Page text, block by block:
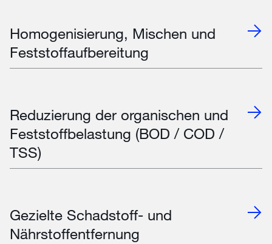
Homogenisierung, Mischen und
Feststoffaufbereitung
Reduzierung der organischen und
Feststoffbelastung (BOD / COD /
TSS)
Gezielte Schadstoff- und
Nährstoffentfernung